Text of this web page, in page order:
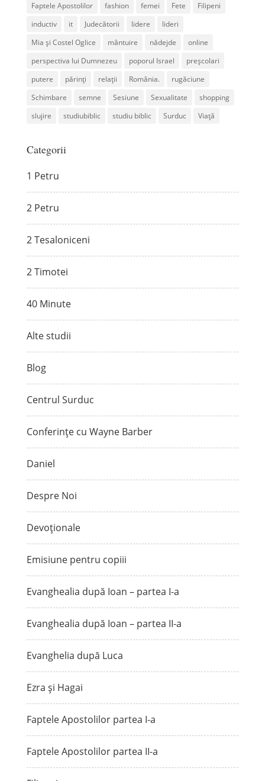
Faptele Apostolilor
fashion femei Fete
Filipeni
inductiv
it Judecătorii lidere
lideri
Mia și Costel Oglice
mântuire nădejde
online
perspectiva lui Dumnezeu
poporul Israel
preșcolari
putere
părinți relații România.
rugăciune
Schimbare
semne Sesiune Sexualitate
shopping
slujire
studiubiblic studiu biblic Surduc Viață
Categorii
1 Petru
2 Petru
2 Tesaloniceni
2 Timotei
40 Minute
Alte studii
Blog
Centrul Surduc
Conferințe cu Wayne Barber
Daniel
Despre Noi
Devoționale
Emisiune pentru copiii
Evanghealia după Ioan – partea I-a
Evanghealia după Ioan – partea II-a
Evanghelia după Luca
Ezra și Hagai
Faptele Apostolilor partea I-a
Faptele Apostolilor partea II-a